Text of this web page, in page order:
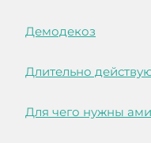
Демодекоз
Длительно
Для чего нужны